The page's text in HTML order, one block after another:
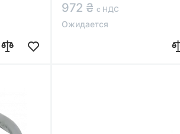
972 ₴с НДС
Ожидается